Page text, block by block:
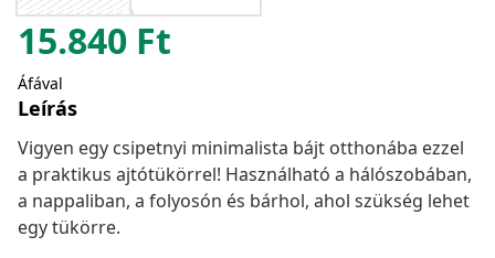
15.840 Ft
Áfával
Leírás
Vigyen egy csipetnyi minimalista bájt otthonába ezzel
a praktikus ajtótükörrel! Használható a hálószobában,
a nappaliban, a folyosón és bárhol, ahol szükség lehet
egy tükörre.